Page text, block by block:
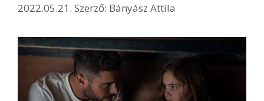
2022.05.21. Szerző: Bányász Attila